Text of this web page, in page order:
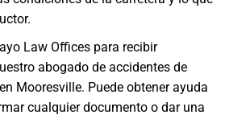
Law Offices para recibir
abogado de accidentes de
Mooresville. Puede obtener ayuda
cualquier documento o dar una